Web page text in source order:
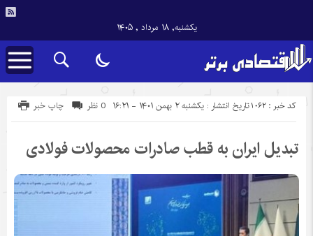
یکشنبه, ۱۸ مرداد , ۱۴۰۵
تاریخ انتشار : یکشنبه ۲ بهمن ۱۴۰۱ - ۱۶:۲۱ کد خبر : 1062 چاپ خبر 0 نظر
تبدیل ایران به قطب صادرات محصولات فولادی